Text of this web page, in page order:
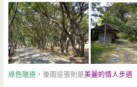
綠色隧道 ，後面這張則是美麗的情人步道